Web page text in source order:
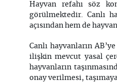
Hayvan refahı söz
görülmektedir. Canlı
açısından hem de
Canlı hayvanların
ilişkin mevcut yasal
hayvanların
onay verilmesi,